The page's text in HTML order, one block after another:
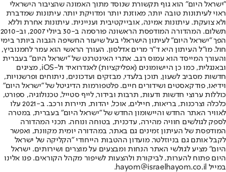
"ישראל היום" הוא גוף תקשורת שנוסד מתוך האמונה שהציבור הישראלי
ראוי לעיתונות טובה יותר, מאוזנת יותר ומדויקת יותר. עיתונות שמדברת
ולא צועקת. עיתונות אמינה, אובייקטיבית ועניינית. עיתונות אחרת וללא
תשלום. המהדורה המודפסת הראשונה פורסמה ב-30 ביולי 2007, וב-2010
הפך "ישראל היום" לעיתון הישראלי בעל שיעור החשיפה הגבוה ביותר בימי
חול. מו"ל העיתון היא ד"ר מרים אדלסון. העורך הראשי הוא עמר לחמנוביץ,
והעורך המייסד הוא עמוס רגב. אתרי האינטרנט של "ישראל היום" בעברית
ובאנגלית, כמו כן היישומונים (אפליקציות) לאנדרואיד ול-iOS, מציגים
חדשות מסביב לשעון, תוכן בלעדי, מבזקים ועדכונים, ניתוחים ופרשנויות,
וידיאו, פודקאסטים ושידורים חיים. פלטפורמות הדיגיטל של "ישראל היום"
כוללות ערוצי חדשות ודעות, תרבות ובידור, לייף סטייל, טכנולוגיה, ספורט,
כלכלה וצרכנות, בריאות, חיילים, אוכל, יהדות, תיירות ורכב. ב-2021 עלו
לאוויר האתר החדש והיישומון החדש של "ישראל היום" בעברית, במטרה
לספק לגולשים חוויה מהירה, עדכנית, בטוחה ונוחה. תכני המהדורה
המודפסת של העיתון זמינים גם באתר, במהדורה יומית מקוונת, ואפשר
לקבל אותם גם בניוזלטר. מועדון ההטבות הייחודי "הקליקה של ישראל
היום" מציע לגולשי האתר הנחות ומבצעים על מוצרים ושירותים. ישראל
היום פתוח להערות, לביקורת ולהצעות לשיפור מקהל הקוראים. פנו אלינו
במייל hayom@israelhayom.co.il.